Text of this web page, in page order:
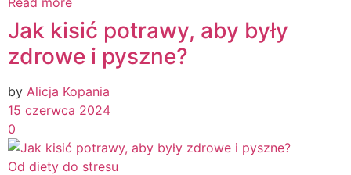
Jak kisić potrawy, aby były
zdrowe i pyszne?
by Alicja Kopania
15 czerwca 2024
0
Od diety do stresu